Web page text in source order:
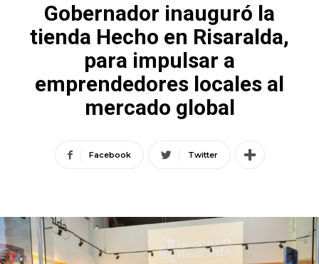
Gobernador inauguró la
tienda Hecho en Risaralda,
para impulsar a
emprendedores locales al
mercado global
Facebook Twitter